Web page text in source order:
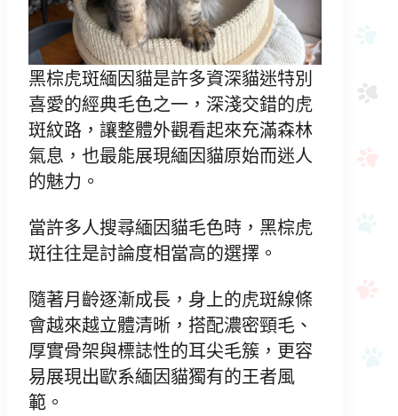
黑棕虎斑緬因貓是許多資深貓迷特別
喜愛的經典毛色之一，深淺交錯的虎
斑紋路，讓整體外觀看起來充滿森林
氣息，也最能展現緬因貓原始而迷人
的魅力。
當許多人搜尋緬因貓毛色時，黑棕虎
斑往往是討論度相當高的選擇。
隨著月齡逐漸成長，身上的虎斑線條
會越來越立體清晰，搭配濃密頸毛、
厚實骨架與標誌性的耳尖毛簇，更容
易展現出歐系緬因貓獨有的王者風
範。